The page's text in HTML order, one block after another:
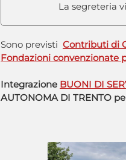
La segreteria
Sono previsti Contributi di
Fondazioni convenzionate
Integrazione BUONI DI
AUTONOMA DI TRENTO